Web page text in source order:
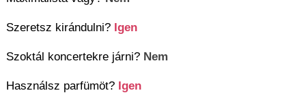
Szeretsz kirándulni? Igen
Szoktál koncertekre járni? Nem
Használsz parfümöt? Igen